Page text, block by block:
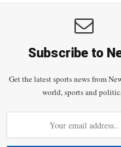
Subscribe to
Get the latest sports news from
world, sports and